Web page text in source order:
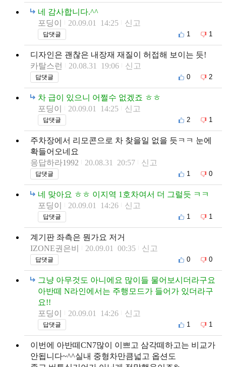
네 감사합니다.^^
포딩이
20.09.01 14:25 신고
답댓글 1 1
디자인은 괜찮은 내장재 재질이 허접해 보이는 듯!
카탈스런
20.08.31 19:06 신고
답댓글 0 2
차 급이 있으니 어쩔수 없겠죠 ㅎㅎ
포딩이
20.09.01 14:25 신고
답댓글 2 1
주차장에서 리모콘으로 차 찾을일 없을 듯ㅋㅋ 눈에
확들어오네요
응답하라1992
20.08.31 20:57 신고
답댓글 1 0
네 맞아요 ㅎㅎ 이지역 1호차여서 더 그럴듯 ㅋㅋ
포딩이
20.09.01 14:26 신고
답댓글 1 1
계기판 좌측은 뭔가요 저거
IZONE권은비
20.09.01 00:35 신고
답댓글 0 0
그냥 아무것도 아니에요 많이들 물어보시더라구요
아반떼 N라인에서는 주행모드가 들어가 있더라구
요!!
포딩이
20.09.01 14:26 신고
답댓글 1 1
이번에 아반떼CN7많이 이쁘고 삼각떼하고는 비교가
안됩니다~^^실내 중형차만큼넓고 옵션도